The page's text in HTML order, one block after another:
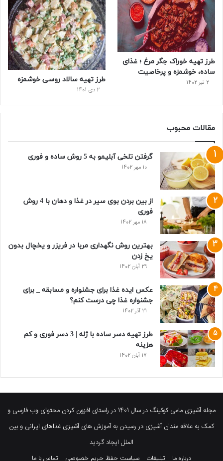
طرز تهیه خوراک جگر مرغ ؛ غذای
ساده، خوشمزه و پرخاصیت
2 تیر 1402 طرز تهیه سالاد روسی خوشمزه
2 دی 1401
مقالات محبوب
گرفتن تلخی آبلیمو به 5 روش ساده و فوری
10 مهر 1402
از بین بردن بوی سیر در غذا و دهان با 4 روش
فوری
18 مهر 1402
بهترین روش نگهداری مربا در فریزر و یخچال بدون
یخ زدن
29 آبان 1402
عکس ایده غذا برای جشنواره و مسابقه _ برای
جشنواره غذا چی درست کنم؟
21 آذر 1402
طرز تهیه دسر ساده با ژله | 3 دسر فوری و کم
هزینه
17 آبان 1402
مجله آشپزی مامی کوکینگ در سال 1401 در راستای افزون کردن محتوای وب فارسی و
کمک به علاقه مندان آشپزی در رسیدن به آموزش های آشپزی غذاهای ایرانی و بین
الملل ایجاد گردید
درباره ما
تبلیغات سیاست حفظ حریم خصوصی تماس با ما